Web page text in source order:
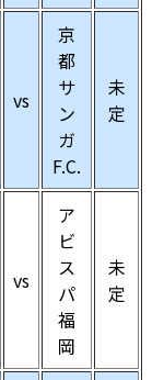
vs
京
都
サ
ン
ガ
F.C.
未
定
vs
ア
ビ
ス
パ
福
岡
未
定